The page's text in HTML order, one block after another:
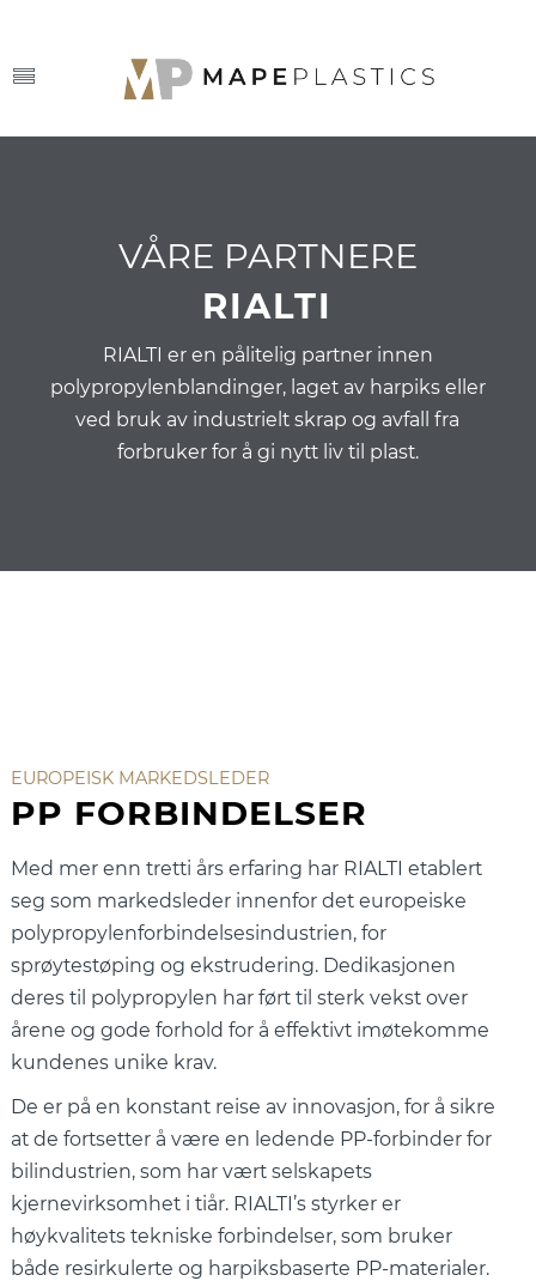
VÅRE PARTNERE
RIALTI
RIALTI er en pålitelig partner innen
polypropylenblandinger, laget av harpiks eller
ved bruk av industrielt skrap og avfall fra
forbruker for å gi nytt liv til plast.
EUROPEISK MARKEDSLEDER
PP FORBINDELSER
Med mer enn tretti års erfaring har RIALTI etablert
seg som markedsleder innenfor det europeiske
polypropylenforbindelsesindustrien, for
sprøytestøping og ekstrudering. Dedikasjonen
deres til polypropylen har ført til sterk vekst over
årene og gode forhold for å effektivt imøtekomme
kundenes unike krav.
De er på en konstant reise av innovasjon, for å sikre
at de fortsetter å være en ledende PP-forbinder for
bilindustrien, som har vært selskapets
kjernevirksomhet i tiår. RIALTI’s styrker er
høykvalitets tekniske forbindelser, som bruker
både resirkulerte og harpiksbaserte PP-materialer.